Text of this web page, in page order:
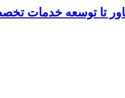
تا توسعه خدمات